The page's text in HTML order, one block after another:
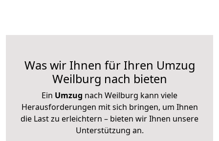
Was wir Ihnen für Ihren Umzug
Weilburg nach bieten
Ein Umzug nach Weilburg kann viele
Herausforderungen mit sich bringen, um Ihnen
die Last zu erleichtern – bieten wir Ihnen unsere
Unterstützung an.